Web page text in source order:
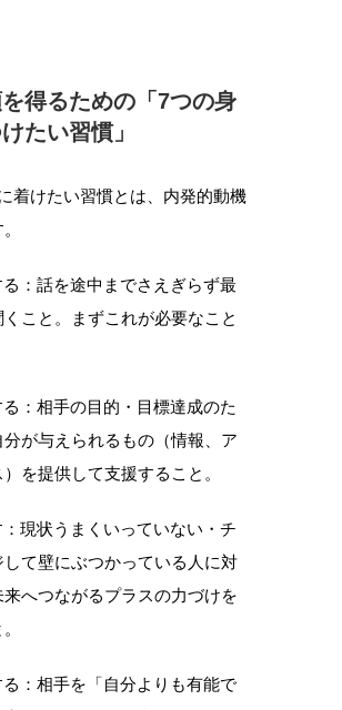
得るための「7つの身
たい習慣」
着けたい習慣とは、内発的動機
る：話を途中までさえぎらず最
こと。まずこれが必要なこと
る：相手の目的・目標達成のた
が与えられるもの（情報、ア
）を提供して支援すること。
：現状うまくいっていない・チ
して壁にぶつかっている人に対
来へつながるプラスの力づけを
る：相手を「自分よりも有能で